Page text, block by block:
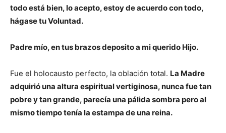
todo está bien, lo acepto, estoy de acuerdo con todo,
hágase tu Voluntad.
Padre mío, en tus brazos deposito a mi querido Hijo.
Fue el holocausto perfecto, la oblación total. La Madre
adquirió una altura espiritual vertiginosa, nunca fue tan
pobre y tan grande, parecía una pálida sombra pero al
mismo tiempo tenía la estampa de una reina.